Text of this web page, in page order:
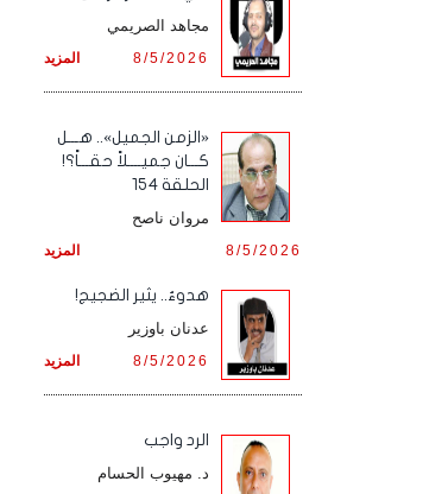
مجاهد الصريمي
المزيد 8/5/2026
«الزمن الجميل».. هـــل
كـــان جميــــلاً حقـــاً؟!
الحلقة 154
مروان ناصح
المزيد 8/5/2026
هدوءٌ.. يثير الضجيج!
عدنان باوزير
المزيد 8/5/2026
الرد واجب
د. مهيوب الحسام